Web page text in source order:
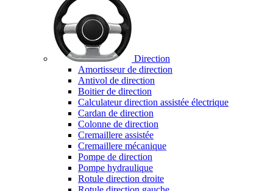
Direction
Amortisseur de direction
Antivol de direction
Boitier de direction
Calculateur direction assistée électrique
Cardan de direction
Colonne de direction
Cremaillere assistée
Cremaillere mécanique
Pompe de direction
Pompe hydraulique
Rotule direction droite